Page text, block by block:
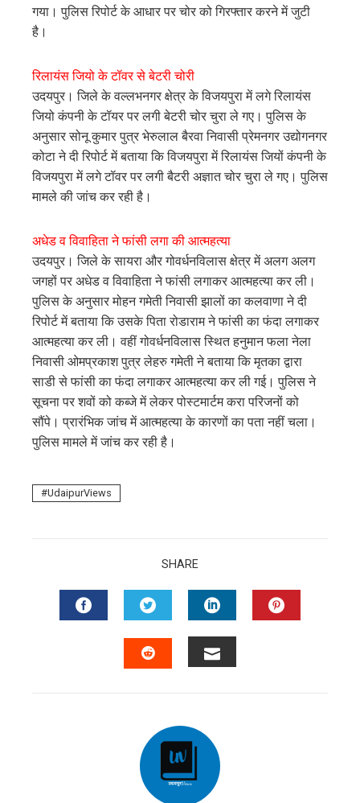
गया। पुलिस रिपोर्ट के आधार पर चोर को गिरफ्तार करने में जुटी
है।
रिलायंस जियो के टॉवर से बेटरी चोरी
उदयपुर। जिले के वल्लभनगर क्षेत्र के विजयपुरा में लगे रिलायंस
जियो कंपनी के टॉयर पर लगी बेटरी चोर चुरा ले गए। पुलिस के
अनुसार सोनू कुमार पुत्र भेरुलाल बैरवा निवासी प्रेमनगर उद्योगनगर
कोटा ने दी रिपोर्ट में बताया कि विजयपुरा में रिलायंस जियों कंपनी के
विजयपुरा में लगे टॉवर पर लगी बैटरी अज्ञात चोर चुरा ले गए। पुलिस
मामले की जांच कर रही है।
अधेड व विवाहिता ने फांसी लगा की आत्महत्या
उदयपुर। जिले के सायरा और गोवर्धनविलास क्षेत्र में अलग अलग
जगहों पर अधेड व विवाहिता ने फांसी लगाकर आत्महत्या कर ली।
पुलिस के अनुसार मोहन गमेती निवासी झालों का कलवाणा ने दी
रिपोर्ट में बताया कि उसके पिता रोडाराम ने फांसी का फंदा लगाकर
आत्महत्या कर ली। वहीं गोवर्धनविलास स्थित हनुमान फला नेला
निवासी ओमप्रकाश पुत्र लेहरु गमेती ने बताया कि मृतका द्वारा
साडी से फांसी का फंदा लगाकर आत्महत्या कर ली गई। पुलिस ने
सूचना पर शवों को कब्जे में लेकर पोस्टमार्टम करा परिजनों को
सौंपे। प्रारंभिक जांच में आत्महत्या के कारणों का पता नहीं चला।
पुलिस मामले में जांच कर रही है।
UdaipurViews
SHARE
FACEBOOKTWITTERLINKEDIN